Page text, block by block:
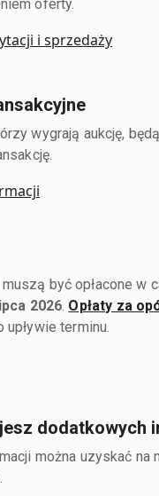
oferty.
i sprzedaży
wygrają aukcję,
być opłacone w
2026 Opłaty za
terminu.
dodatkowych
można uzyskać na